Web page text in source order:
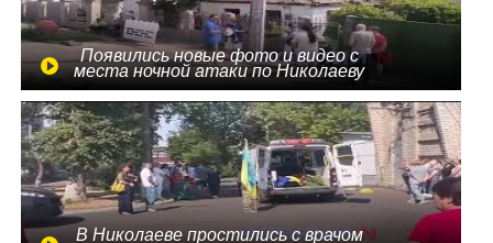
Появились новые фото и видео с
места ночной атаки по Николаеву
В Николаеве простились с врачом